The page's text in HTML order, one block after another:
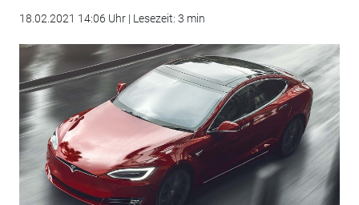
18.02.2021 14:06 Uhr | Lesezeit: 3 min